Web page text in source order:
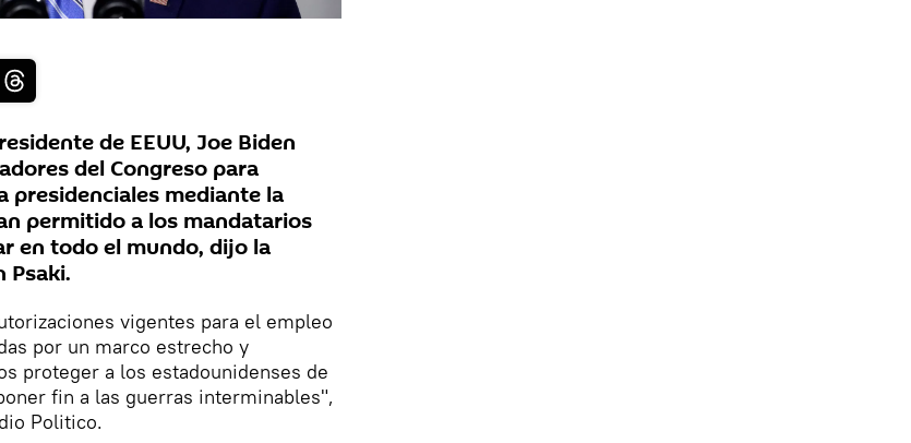
de EEUU, Joe Biden
del Congreso para
presidenciales mediante la
permitido a los mandatarios
en todo el mundo, dijo la
Psaki.
vigentes para el empleo
por un marco estrecho y
proteger a los estadounidenses de
fin a las guerras interminables",
Politico.